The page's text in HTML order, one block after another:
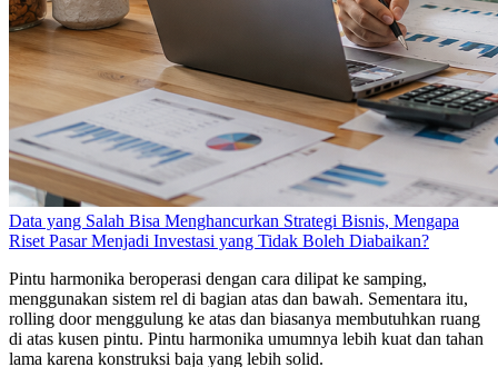
Data yang Salah Bisa Menghancurkan Strategi Bisnis, Mengapa
Riset Pasar Menjadi Investasi yang Tidak Boleh Diabaikan?
Pintu harmonika beroperasi dengan cara dilipat ke samping,
menggunakan sistem rel di bagian atas dan bawah. Sementara itu,
rolling door menggulung ke atas dan biasanya membutuhkan ruang
di atas kusen pintu. Pintu harmonika umumnya lebih kuat dan tahan
lama karena konstruksi baja yang lebih solid.